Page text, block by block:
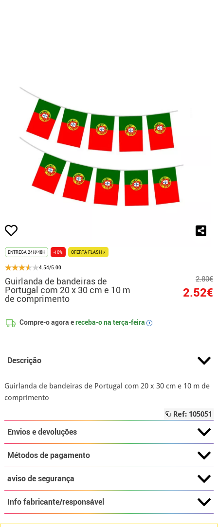
ENTREGA 24H/48H -10% OFERTA FLASH ⚡
4.54/5.00
Guirlanda de bandeiras de
Portugal com 20 x 30 cm e 10 m
de comprimento
2.80€
2.52€
Compre-o agora ereceba-o na terça-feira i
Descrição
Guirlanda de bandeiras de Portugal com 20 x 30 cm e 10 m de
comprimento
Ref: 105051
Envios e devoluções
Métodos de pagamento
aviso de segurança
Info fabricante/responsável